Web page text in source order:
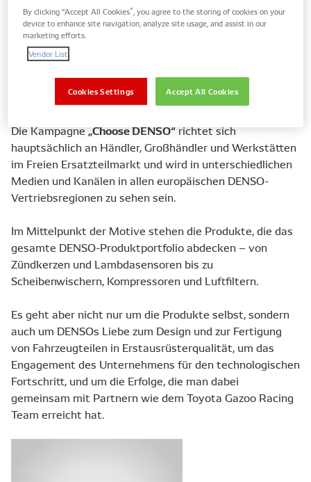
DENSO Europe Aftermarket hat eine neue
Markenkampagne gestartet, die die Marke DENSO in
Verbindung mit Qualität, Zuverlässigkeit und der
Kompetenz, dem Aftermarket ein breites Produktpalette
anzubieten, stärkt.
Die Kampagne„Choose DENSO“richtet sich
hauptsächlich an Händler, Großhändler und Werkstätten
im Freien Ersatzteilmarkt und wird in unterschiedlichen
Medien und Kanälen in allen europäischen DENSO-
Vertriebsregionen zu sehen sein.
Im Mittelpunkt der Motive stehen die Produkte, die das
gesamte DENSO-Produktportfolio abdecken – von
Zündkerzen und Lambdasensoren bis zu
Scheibenwischern, Kompressoren und Luftfiltern.
Es geht aber nicht nur um die Produkte selbst, sondern
auch um DENSOs Liebe zum Design und zur Fertigung
von Fahrzeugteilen in Erstausrüsterqualität, um das
Engagement des Unternehmens für den technologischen
Fortschritt, und um die Erfolge, die man dabei
gemeinsam mit Partnern wie dem Toyota Gazoo Racing
Team erreicht hat.
By clicking “Accept All Cookies”, you agree to the storing of cookies on your
device to enhance site navigation, analyze site usage, and assist in our
marketing efforts.
Vendor List
Accept All Cookies
Cookies Settings